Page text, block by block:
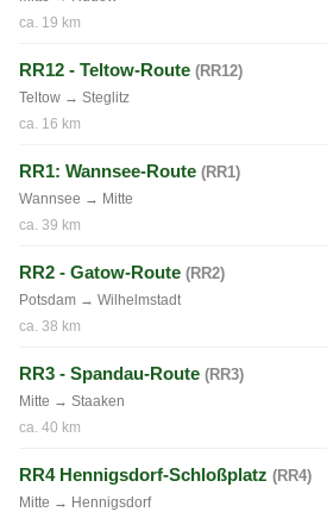
ca. 19 km
RR12 - Teltow-Route (RR12)
Teltow → Steglitz
ca. 16 km
RR1: Wannsee-Route (RR1)
Wannsee → Mitte
ca. 39 km
RR2 - Gatow-Route (RR2)
Potsdam → Wilhelmstadt
ca. 38 km
RR3 - Spandau-Route (RR3)
Mitte → Staaken
ca. 40 km
RR4 Hennigsdorf-Schloßplatz (RR4)
Mitte → Hennigsdorf